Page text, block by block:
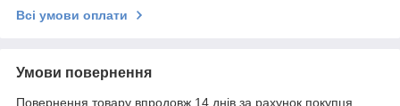
Всі умови оплати
Умови повернення
Повернення товару впродовж 14 днів за рахунок покупця